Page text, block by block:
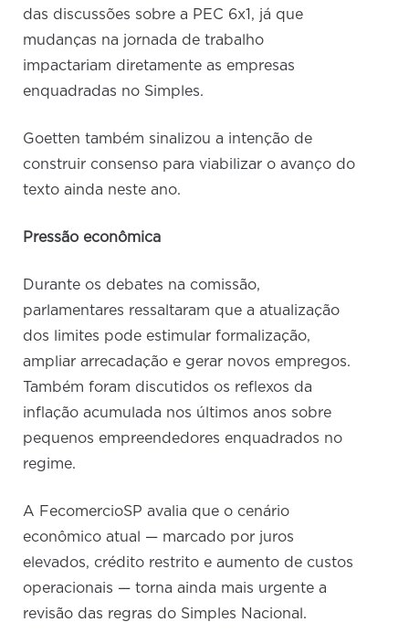
das discussões sobre a PEC 6x1, já que
mudanças na jornada de trabalho
impactariam diretamente as empresas
enquadradas no Simples.
Goetten também sinalizou a intenção de
construir consenso para viabilizar o avanço do
texto ainda neste ano.
Pressão econômica
Durante os debates na comissão,
parlamentares ressaltaram que a atualização
dos limites pode estimular formalização,
ampliar arrecadação e gerar novos empregos.
Também foram discutidos os reflexos da
inflação acumulada nos últimos anos sobre
pequenos empreendedores enquadrados no
regime.
A FecomercioSP avalia que o cenário
econômico atual — marcado por juros
elevados, crédito restrito e aumento de custos
operacionais — torna ainda mais urgente a
revisão das regras do Simples Nacional.